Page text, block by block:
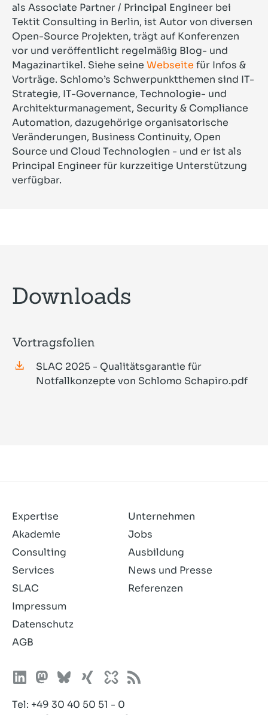
als Associate Partner / Principal Engineer bei
Tektit Consulting in Berlin, ist Autor von diversen
Open-Source Projekten, trägt auf Konferenzen
vor und veröffentlicht regelmäßig Blog- und
Magazinartikel. Siehe seine Webseite für Infos &
Vorträge. Schlomo’s Schwerpunktthemen sind IT-
Strategie, IT-Governance, Technologie- und
Architekturmanagement, Security & Compliance
Automation, dazugehörige organisatorische
Veränderungen, Business Continuity, Open
Source und Cloud Technologien - und er ist als
Principal Engineer für kurzzeitige Unterstützung
verfügbar.
Downloads
Vortragsfolien
SLAC 2025 - Qualitätsgarantie für
Notfallkonzepte von Schlomo Schapiro.pdf
Expertise
Akademie
Consulting
Services
SLAC
Unternehmen
Jobs
Ausbildung
News und Presse
Referenzen
Impressum
Datenschutz
AGB
Tel: +49 30 40 50 51 - 0